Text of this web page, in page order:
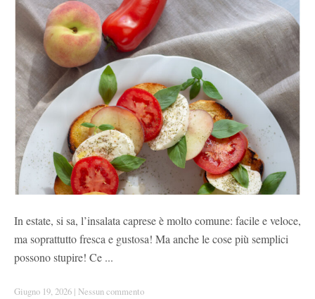
In estate, si sa, l’insalata caprese è molto comune: facile e veloce,
ma soprattutto fresca e gustosa! Ma anche le cose più semplici
possono stupire! Ce ...
Giugno 19, 2026 | Nessun commento